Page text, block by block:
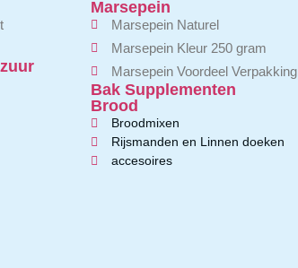
Marsepein
Marsepein Naturel
Marsepein Kleur 250 gram
Marsepein Voordeel Verpakking
Bak Supplementen
Brood
Broodmixen
Rijsmanden en Linnen doeken
accesoires